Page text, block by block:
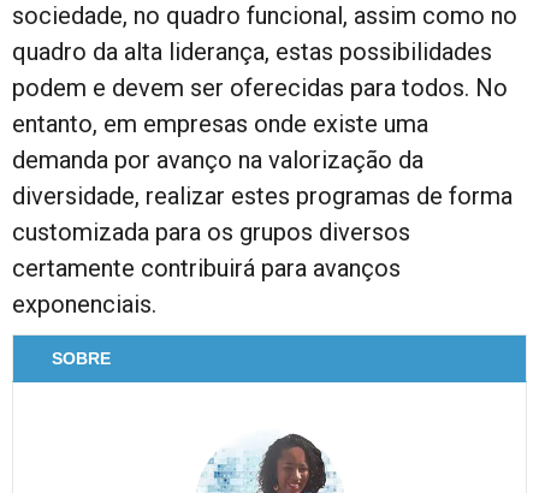
sociedade, no quadro funcional, assim como no
quadro da alta liderança, estas possibilidades
podem e devem ser oferecidas para todos. No
entanto, em empresas onde existe uma
demanda por avanço na valorização da
diversidade, realizar estes programas de forma
customizada para os grupos diversos
certamente contribuirá para avanços
exponenciais.
SOBRE